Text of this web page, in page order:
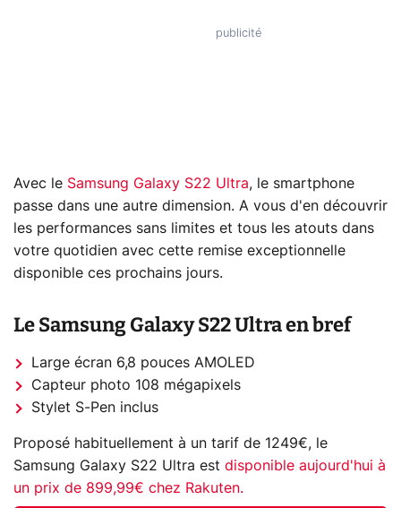
Avec le Samsung Galaxy S22 Ultra, le smartphone
passe dans une autre dimension. A vous d'en découvrir
les performances sans limites et tous les atouts dans
votre quotidien avec cette remise exceptionnelle
disponible ces prochains jours.
Le Samsung Galaxy S22 Ultra en bref
Large écran 6,8 pouces AMOLED
Capteur photo 108 mégapixels
Stylet S-Pen inclus
Proposé habituellement à un tarif de 1249€, le
Samsung Galaxy S22 Ultra est disponible aujourd'hui à
un prix de 899,99€ chez Rakuten.